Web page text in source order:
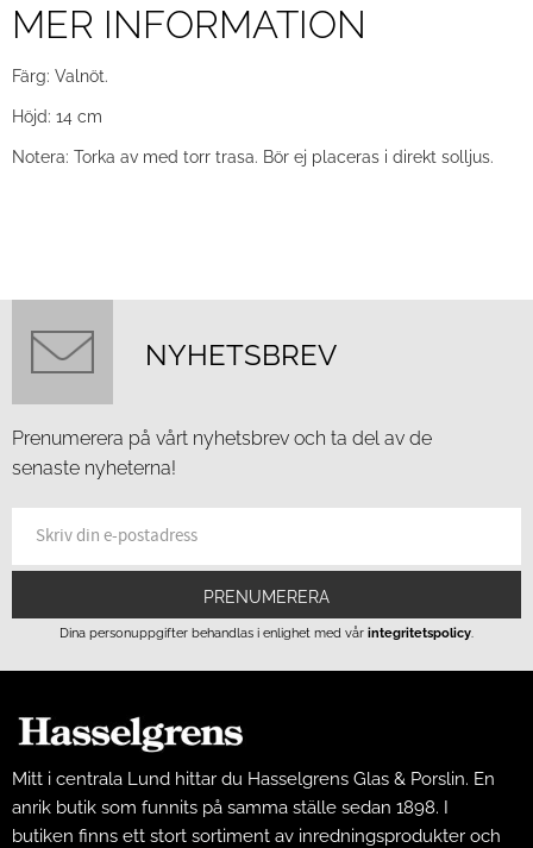
MER INFORMATION
Färg: Valnöt.
Höjd: 14 cm
Notera: Torka av med torr trasa. Bör ej placeras i direkt solljus.
NYHETSBREV
Prenumerera på vårt nyhetsbrev och ta del av de
senaste nyheterna!
PRENUMERERA
Dina personuppgifter behandlas i enlighet med vår integritetspolicy.
Mitt i centrala Lund hittar du Hasselgrens Glas & Porslin. En
anrik butik som funnits på samma ställe sedan 1898. I
butiken finns ett stort sortiment av inredningsprodukter och